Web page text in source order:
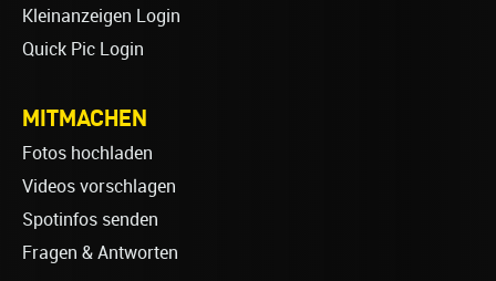
Kleinanzeigen Login
Quick Pic Login
MITMACHEN
Fotos hochladen
Videos vorschlagen
Spotinfos senden
Fragen & Antworten